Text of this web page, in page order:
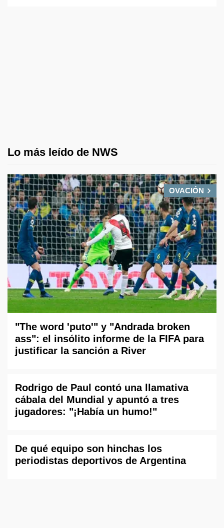
Lo más leído de NWS
OVACIÓN
"The word 'puto'" y "Andrada broken
ass": el insólito informe de la FIFA para
justificar la sanción a River
Rodrigo de Paul contó una llamativa
cábala del Mundial y apuntó a tres
jugadores: "¡Había un humo!"
De qué equipo son hinchas los
periodistas deportivos de Argentina